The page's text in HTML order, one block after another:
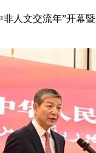
人文交流年”开幕暨